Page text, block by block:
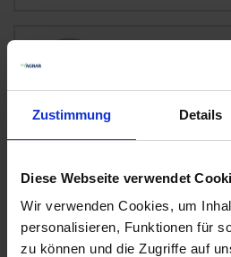
Zustimmung Details
Diese Webseite verwendet
Wir verwenden Cookies, um
personalisieren, Funktionen für
zu können und die Zugriffe auf
August 2026
9,08 € / St
9,08 €pro 1 Stück
zzgl. 19% MwSt.